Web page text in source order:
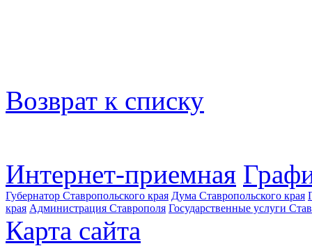
Возврат к списку
Интернет-приемная
Губернатор Ставропольского края Дума Ставропольского края
края Администрация Ставрополя Государственные услуги
Карта сайта